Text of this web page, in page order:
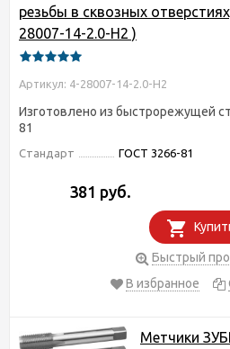
резьбы в сквозных
28007-14-2.0-H2 )
Артикул: 4-28007-14-2.0-H2
Изготовлено из быстрорежущей
81
Стандарт ГОСТ 3266-81
381 руб.
Быстрый
В избранное
Метчики